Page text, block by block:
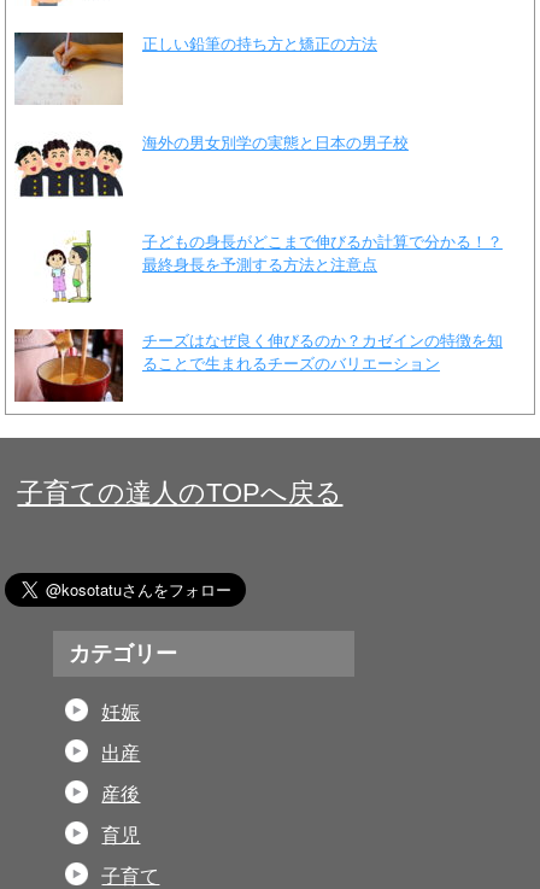
正しい鉛筆の持ち方と矯正の方法
海外の男女別学の実態と日本の男子校
子どもの身長がどこまで伸びるか計算で分かる！？
最終身長を予測する方法と注意点
チーズはなぜ良く伸びるのか？カゼインの特徴を知
ることで生まれるチーズのバリエーション
子育ての達人のTOPへ戻る
カテゴリー
妊娠
出産
産後
育児
子育て